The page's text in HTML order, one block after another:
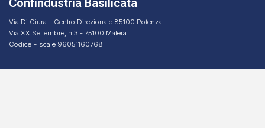
Confindustria Basilicata
Via Di Giura – Centro Direzionale 85100 Potenza
Via XX Settembre, n.3 - 75100 Matera
Codice Fiscale 96051160768